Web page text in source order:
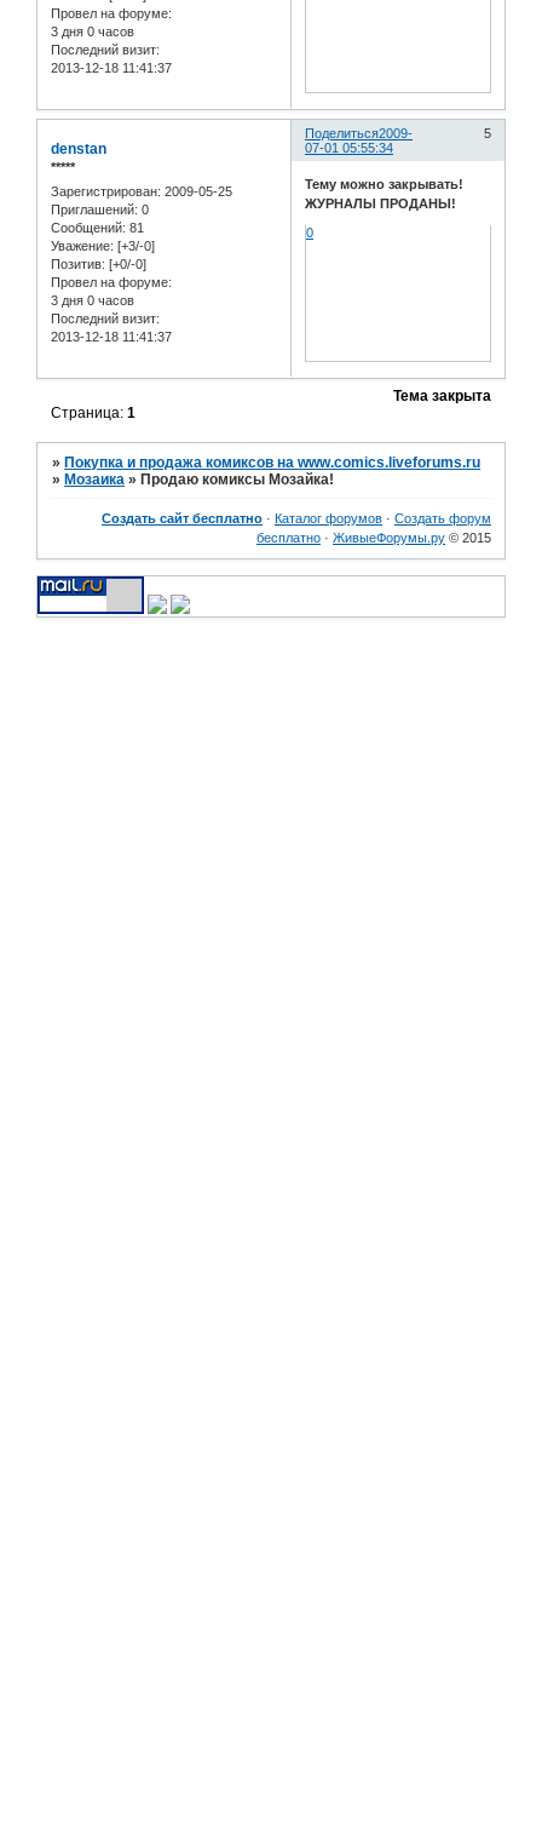
Провел на форуме:
3 дня 0 часов
Последний визит:
2013-12-18 11:41:37
Поделиться 5
2009-
07-01 05:55:34
denstan
*****
Зарегистрирован: 2009-05-25
Приглашений: 0
Сообщений: 81
Уважение: [+3/-0]
Позитив: [+0/-0]
Провел на форуме:
3 дня 0 часов
Последний визит:
2013-12-18 11:41:37
Тему можно закрывать!
ЖУРНАЛЫ ПРОДАНЫ!
0
Тема закрыта
Страница:1
» Покупка и продажа комиксов на www.comics.liveforums.ru
» Мозаика » Продаю комиксы Мозайка!
Создать сайт бесплатно · Каталог форумов · Создать форум
бесплатно · ЖивыеФорумы.ру © 2015